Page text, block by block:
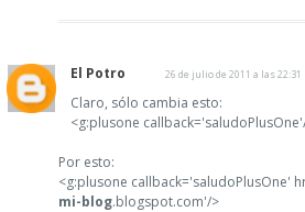
El Potro 26 de julio de 2011 a las 22:31
Claro, sólo cambia esto:
<g:plusone
Por esto:
<g:plusone callback='saludoPlusOne'
mi-blog.blogspot.com'/>